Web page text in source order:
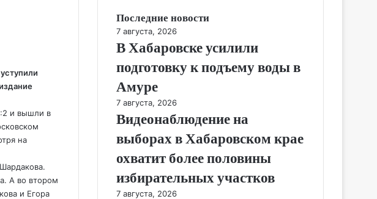
и вышли в
на
А во втором
и Егора
Последние новости
7 августа, 2026
В Хабаровске усилили
подготовку к подъему воды в
Амуре
7 августа, 2026
Видеонаблюдение на
выборах в Хабаровском крае
охватит более половины
избирательных участков
7 августа, 2026